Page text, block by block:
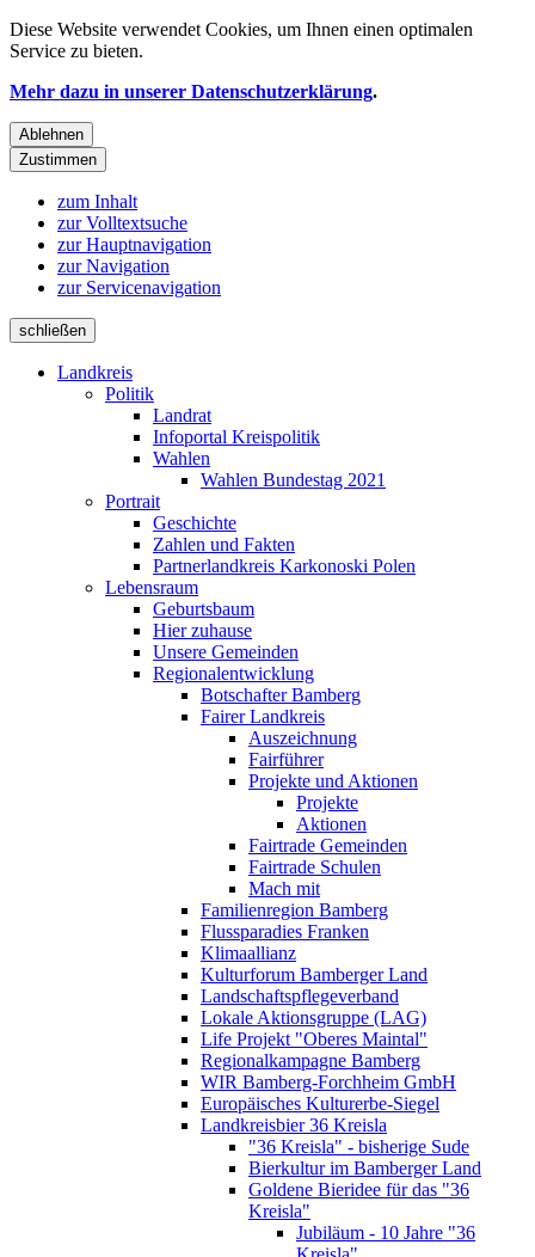
Diese Website verwendet Cookies, um Ihnen einen optimalen
Service zu bieten.
Mehr dazu in unserer Datenschutzerklärung.
Ablehnen
Zustimmen
zum Inhalt
zur Volltextsuche
zur Hauptnavigation
zur Navigation
zur Servicenavigation
schließen
Landkreis
Politik
Landrat
Infoportal Kreispolitik
Wahlen
Wahlen Bundestag 2021
Portrait
Geschichte
Zahlen und Fakten
Partnerlandkreis Karkonoski Polen
Lebensraum
Geburtsbaum
Hier zuhause
Unsere Gemeinden
Regionalentwicklung
Botschafter Bamberg
Fairer Landkreis
Auszeichnung
Fairführer
Projekte und Aktionen
Projekte
Aktionen
Fairtrade Gemeinden
Fairtrade Schulen
Mach mit
Familienregion Bamberg
Flussparadies Franken
Klimaallianz
Kulturforum Bamberger Land
Landschaftspflegeverband
Lokale Aktionsgruppe (LAG)
Life Projekt "Oberes Maintal"
Regionalkampagne Bamberg
WIR Bamberg-Forchheim GmbH
Europäisches Kulturerbe-Siegel
Landkreisbier 36 Kreisla
"36 Kreisla" - bisherige Sude
Bierkultur im Bamberger Land
Goldene Bieridee für das "36
Kreisla"
Jubiläum - 10 Jahre "36